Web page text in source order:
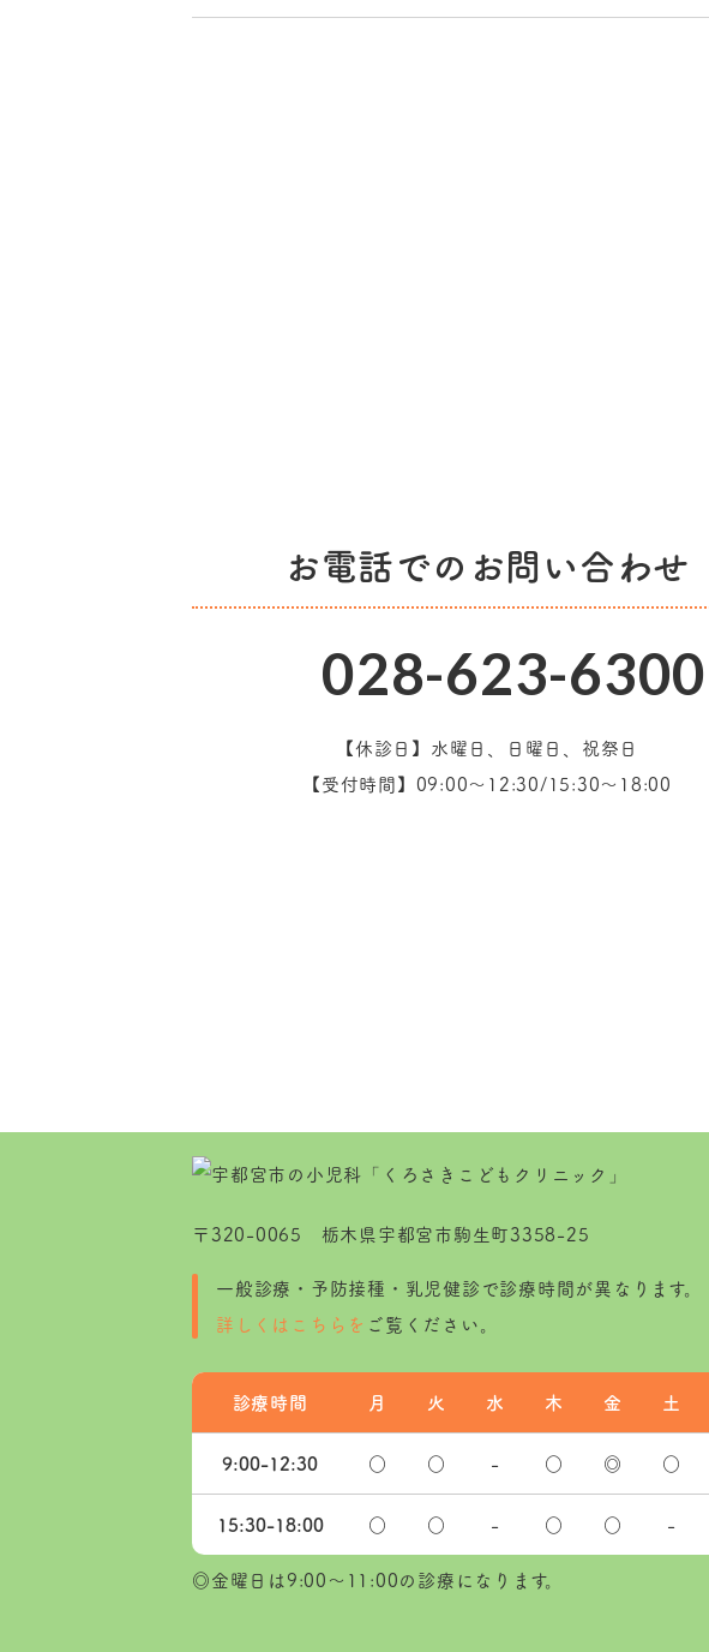
お電話でのお問い合わせ
028-623-6300
【休診日】水曜日、日曜日、祝祭日
【受付時間】09:00～12:30/15:30～18:00
〒320-0065 栃木県宇都宮市駒生町3358-25
一般診療・予防接種・乳児健診で診療時間が異なります。
詳しくはこちらを ご覧ください。
診療時間 月 火 水 木 金 土
9:00-12:30 ○ ○ - ○ ◎ ○
15:30-18:00 ○ ○ - ○ ○ -
◎金曜日は9:00～11:00の診療になります。